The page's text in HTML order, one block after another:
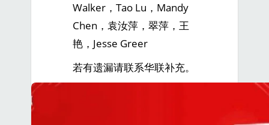
Walker，Tao Lu，Mandy
Chen，袁汝萍，翠萍，王
艳，Jesse Greer
若有遗漏请联系华联补充。